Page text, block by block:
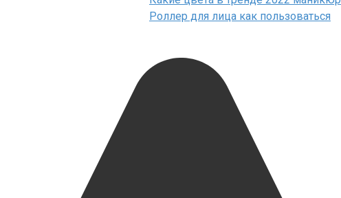
Роллер для лица как пользоваться